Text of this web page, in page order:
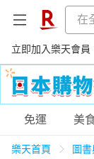
立即加入樂天會員
購物網分類
免運 美
樂天首頁 圖